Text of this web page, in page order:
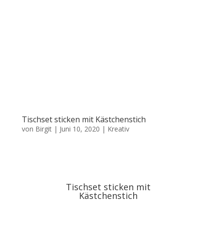
Tischset sticken mit Kästchenstich
von Birgit| Juni 10, 2020 | Kreativ
Tischset sticken mit
Kästchenstich